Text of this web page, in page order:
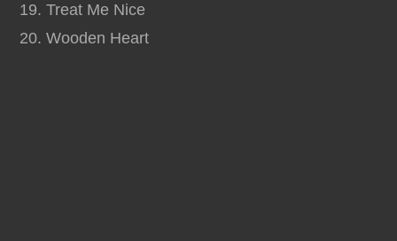
19. Treat Me Nice
20. Wooden Heart